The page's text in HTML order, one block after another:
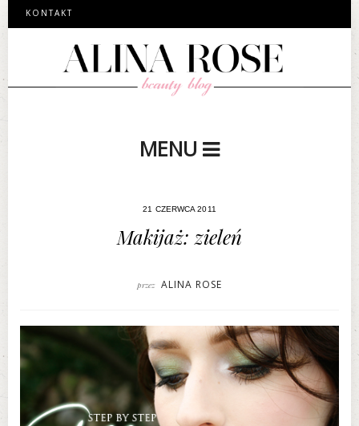
KONTAKT
MENU
21 CZERWCA 2011
Makijaż: zieleń
przez ALINA ROSE